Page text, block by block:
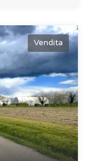
Vendita